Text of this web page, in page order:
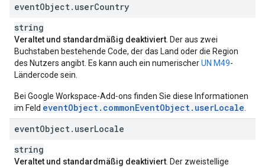
eventObject. userCountry
string
Veraltet und standardmäßig deaktiviert . Der aus zwei
Buchstaben bestehende Code, der das Land oder die Region
des Nutzers angibt. Es kann auch ein numerischerUN M49-
Ländercode sein.
Bei Google Workspace-Add‑ons finden Sie diese Informationen
im Feld eventObject.commonEventObject.userLocale
eventObject. userLocale
string
Veraltet und standardmäßig deaktiviert . Der zweistellige